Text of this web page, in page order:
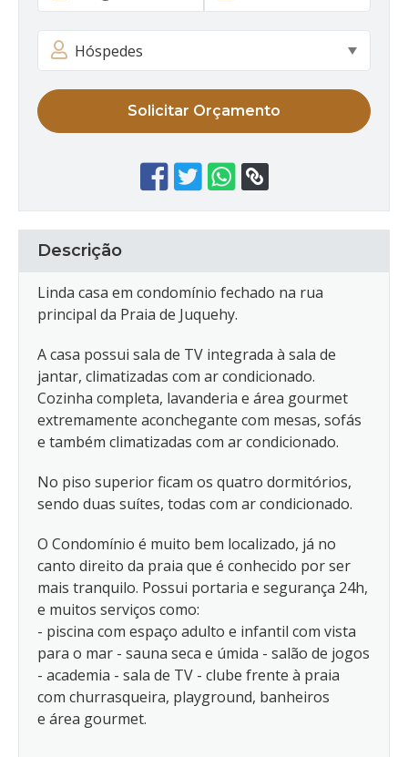
Solicitar Orçamento
Descrição
Linda casa em condomínio fechado na rua
principal da Praia de Juquehy.
A casa possui sala de TV integrada à sala de
jantar, climatizadas com ar condicionado.
Cozinha completa, lavanderia e área gourmet
extremamente aconchegante com mesas, sofás
e também climatizadas com ar condicionado.
No piso superior ficam os quatro dormitórios,
sendo duas suítes, todas com ar condicionado.
O Condomínio é muito bem localizado, já no
canto direito da praia que é conhecido por ser
mais tranquilo. Possui portaria e segurança 24h,
e muitos serviços como:
- piscina com espaço adulto e infantil com vista
para o mar - sauna seca e úmida - salão de jogos
- academia - sala de TV - clube frente à praia
com churrasqueira, playground, banheiros
e área gourmet.